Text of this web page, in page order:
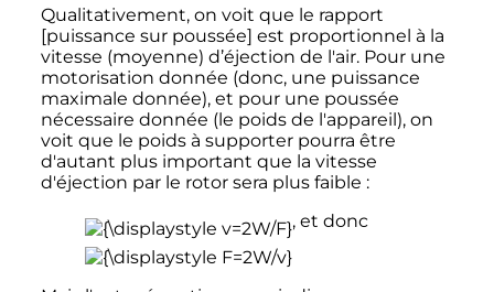
Qualitativement, on voit que le rapport
[puissance sur poussée] est proportionnel à la
vitesse (moyenne) d’éjection de l'air. Pour une
motorisation donnée (donc, une puissance
maximale donnée), et pour une poussée
nécessaire donnée (le poids de l'appareil), on
voit que le poids à supporter pourra être
d'autant plus important que la vitesse
d'éjection par le rotor sera plus faible :
, et donc